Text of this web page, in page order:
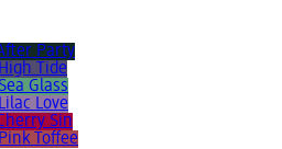
Party
Tide
Glass
Love
Sin
Toffee